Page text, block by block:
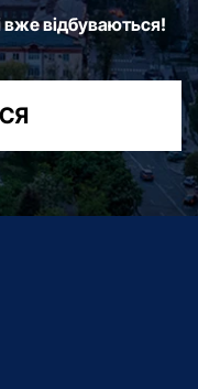
вже відбуваються!